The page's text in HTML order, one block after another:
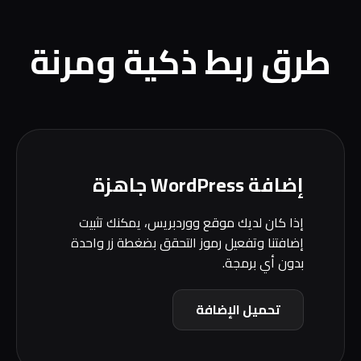
طرق ربط ذكية ومرنة
إضافة WordPress جاهزة
إذا كان لديك موقع ووردبريس، يمكنك تثبيت
إضافتنا وتفعيل رموز التحقق بضغطة زر واحدة
بدون أي برمجة.
تحميل الإضافة